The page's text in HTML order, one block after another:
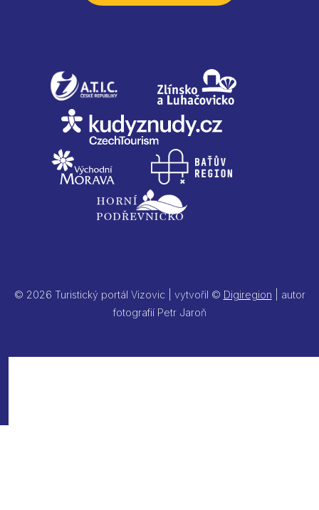
© 2026 Turistický portál Vizovic | vytvořil © Digiregion | autor
fotografií Petr Jaroň